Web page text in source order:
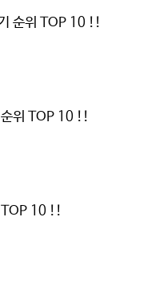
순위 TOP 10 !!
순위 TOP 10 !!
TOP 10 !!